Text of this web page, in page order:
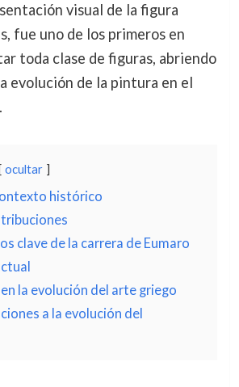
visual de la figura
fue uno de los primeros en
toda clase de figuras, abriendo
evolución de la pintura en el
ocultar
histórico
clave de la carrera de Eumaro
la evolución del arte griego
a la evolución del